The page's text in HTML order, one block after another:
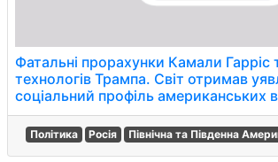
Фатальні прорахунки Камали Гарріс
технологів Трампа. Світ отримав
соціальний профіль американських
Політика Росія Північна та Південна